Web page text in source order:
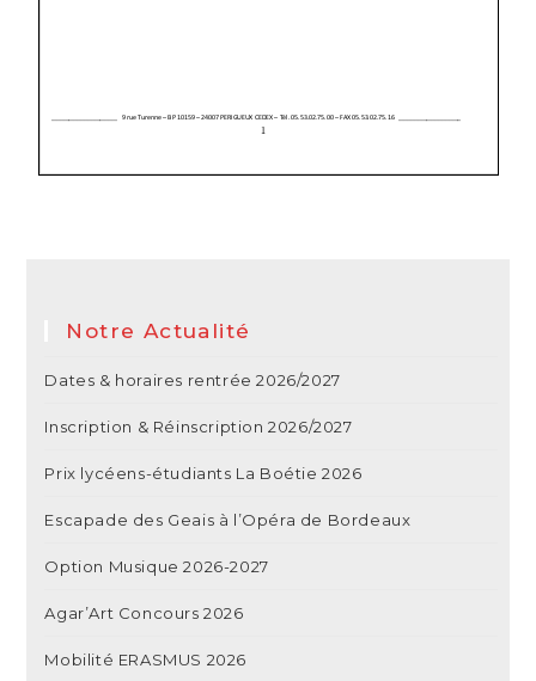
Notre Actualité
Dates & horaires rentrée 2026/2027
Inscription & Réinscription 2026/2027
Prix lycéens-étudiants La Boétie 2026
Escapade des Geais à l’Opéra de Bordeaux
Option Musique 2026-2027
Agar’Art Concours 2026
Mobilité ERASMUS 2026